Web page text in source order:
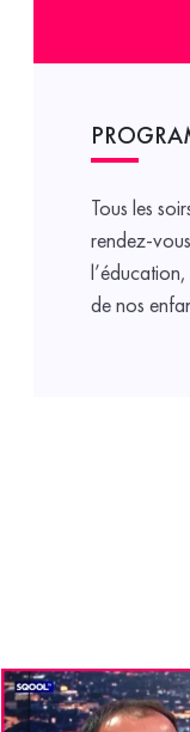
Tous les
rendez-
de nos